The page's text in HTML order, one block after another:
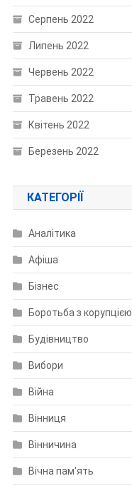
Серпень 2022
Липень 2022
Червень 2022
Травень 2022
Квітень 2022
Березень 2022
КАТЕГОРІЇ
Аналітика
Афіша
Бізнес
Боротьба з корупцією
Будівництво
Вибори
Війна
Вінниця
Вінничина
Вічна пам'ять